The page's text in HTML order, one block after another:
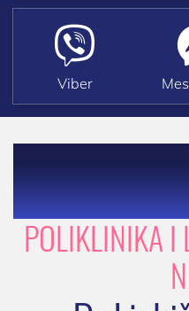
O nama
Zakažite pregled
Zakažite uslugu /
Cenovnik
AKTIVNOSTI
Novosti i
Blog

Viber
POLIKLINIKA I